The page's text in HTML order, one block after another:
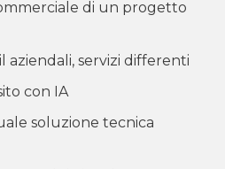
di un progetto
aziendali, servizi differenti
con IA
soluzione tecnica